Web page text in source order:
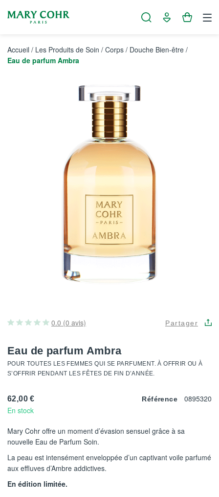
Accueil / Les Produits de Soin / Corps / Douche Bien-être /
Eau de parfum Ambra
0.0 (0 avis) Partager
Eau de parfum Ambra
POUR TOUTES LES FEMMES QUI SE PARFUMENT. À OFFRIR OU À
S’OFFRIR PENDANT LES FÊTES DE FIN D’ANNÉE.
62,00 €
En stock
Référence 0895320
Mary Cohr offre un moment d’évasion sensuel grâce à sa
nouvelle Eau de Parfum Soin.
La peau est intensément enveloppée d’un captivant voile parfumé
aux effluves d’Ambre addictives.
En édition limitée.